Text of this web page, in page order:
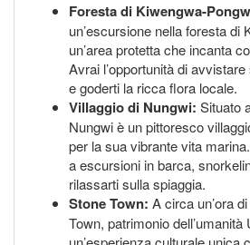
Foresta di Kiwengwa-
un’escursione nella foresta di
un’area protetta che incanta
Avrai l’opportunità di
e goderti la ricca flora locale.
Villaggio di Nungwi: Situato
Nungwi è un pittoresco
per la sua vibrante vita
a escursioni in barca,
rilassarti sulla spiaggia.
Stone Town: A circa un’ora
Town, patrimonio